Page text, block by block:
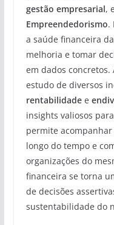
gestão empresarial,
Empreendedorismo.
a saúde financeira
melhoria e tomar
em dados
estudo de diversos
rentabilidadee
insights valiosos
permite
longo do tempo e
organizações do
financeira se torna
de decisões
sustentabilidade do